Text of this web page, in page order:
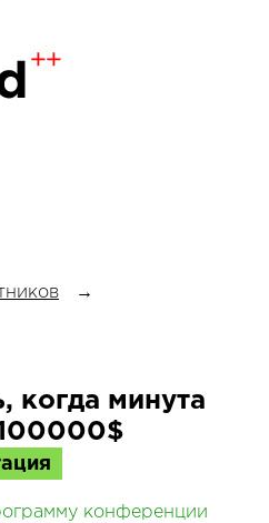
→
когда минута
конференции